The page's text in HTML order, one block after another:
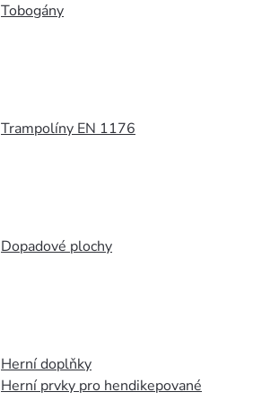
Tobogány
Trampolíny EN 1176
Dopadové plochy
Herní doplňky
Herní prvky pro hendikepované